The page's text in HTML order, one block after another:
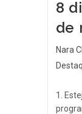
8
de
Nara
1.